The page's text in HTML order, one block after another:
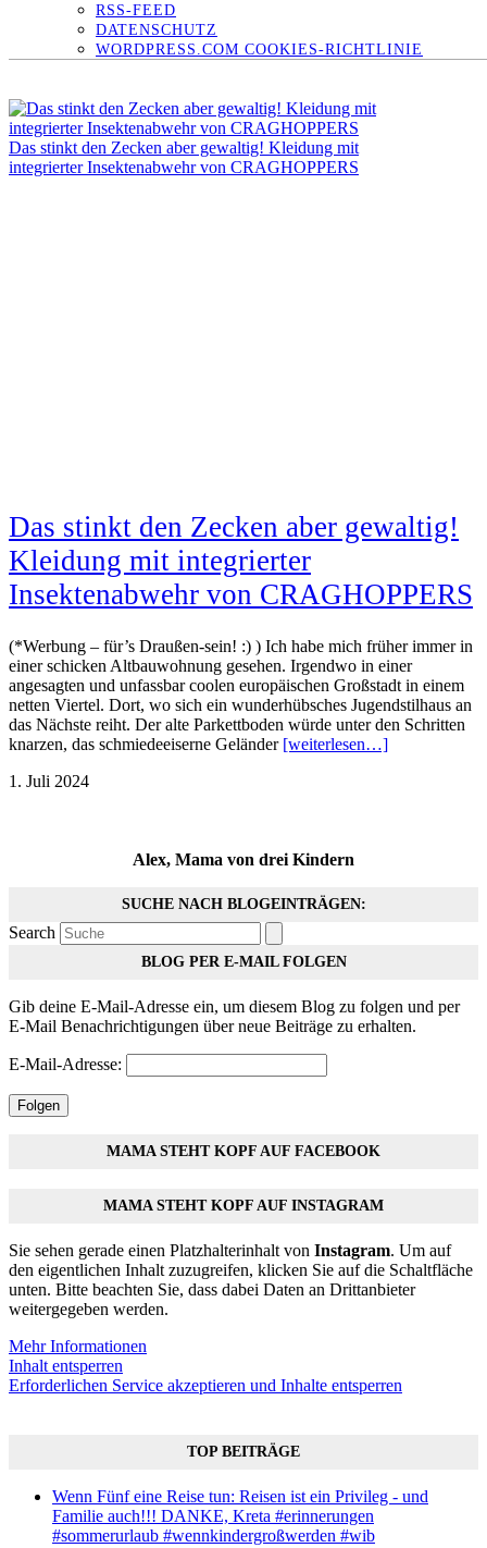
RSS-FEED
DATENSCHUTZ
WORDPRESS.COM COOKIES-RICHTLINIE
Das stinkt den Zecken aber gewaltig! Kleidung mit
integrierter Insektenabwehr von CRAGHOPPERS
Das stinkt den Zecken aber gewaltig!
Kleidung mit integrierter
Insektenabwehr von CRAGHOPPERS
(*Werbung – für’s Draußen-sein! :) ) Ich habe mich früher immer in
einer schicken Altbauwohnung gesehen. Irgendwo in einer
angesagten und unfassbar coolen europäischen Großstadt in einem
netten Viertel. Dort, wo sich ein wunderhübsches Jugendstilhaus an
das Nächste reiht. Der alte Parkettboden würde unter den Schritten
knarzen, das schmiedeeiserne Geländer [weiterlesen…]
1. Juli 2024
Alex, Mama von drei Kindern
SUCHE NACH BLOGEINTRÄGEN:
Search
BLOG PER E-MAIL FOLGEN
Gib deine E-Mail-Adresse ein, um diesem Blog zu folgen und per
E-Mail Benachrichtigungen über neue Beiträge zu erhalten.
E-Mail-Adresse:
Folgen
MAMA STEHT KOPF AUF FACEBOOK
MAMA STEHT KOPF AUF INSTAGRAM
Sie sehen gerade einen Platzhalterinhalt von Instagram. Um auf
den eigentlichen Inhalt zuzugreifen, klicken Sie auf die Schaltfläche
unten. Bitte beachten Sie, dass dabei Daten an Drittanbieter
weitergegeben werden.
Mehr Informationen
Inhalt entsperren
Erforderlichen Service akzeptieren und Inhalte entsperren
TOP BEITRÄGE
Wenn Fünf eine Reise tun: Reisen ist ein Privileg - und
Familie auch!!! DANKE, Kreta #erinnerungen
#sommerurlaub #wennkindergroßwerden #wib